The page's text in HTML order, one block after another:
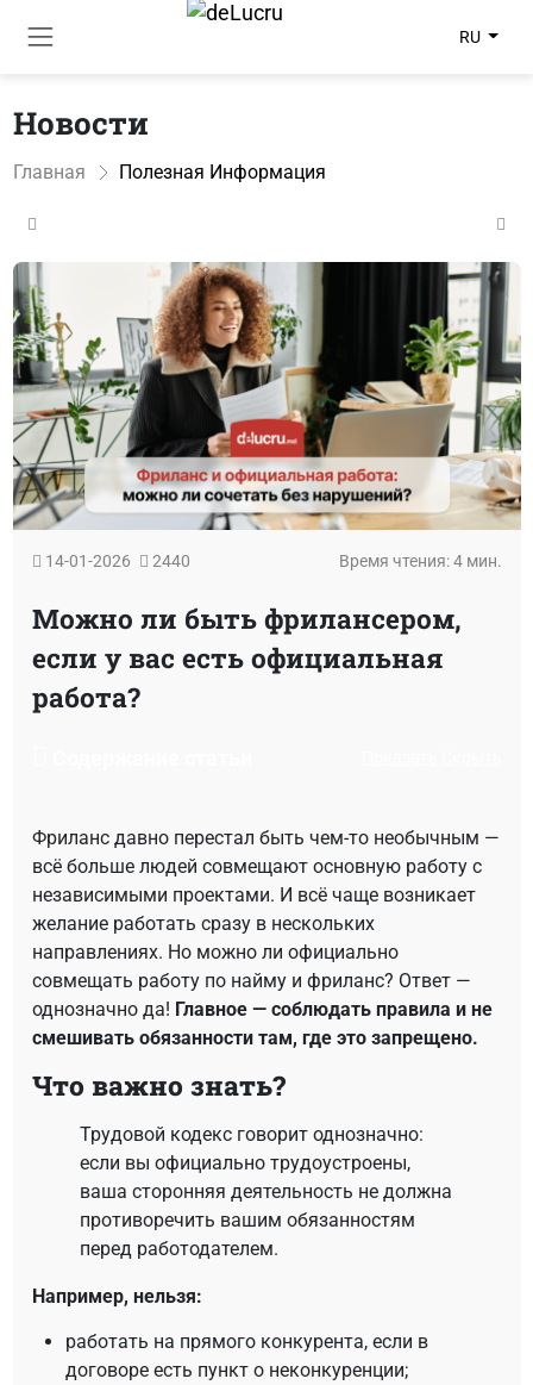
RU
Новости
Главная Полезная Информация
14-01-2026 2440 Время чтения: 4 мин.
Можно ли быть фрилансером,
если у вас есть официальная
работа?
Фриланс давно перестал быть чем-то необычным —
всё больше людей совмещают основную работу с
независимыми проектами. И всё чаще возникает
желание работать сразу в нескольких
направлениях. Но можно ли официально
совмещать работу по найму и фриланс? Ответ —
однозначно да! Главное — соблюдать правила и не
смешивать обязанности там, где это запрещено.
Что важно знать?
Трудовой кодекс говорит однозначно:
если вы официально трудоустроены,
ваша сторонняя деятельность не должна
противоречить вашим обязанностям
перед работодателем.
Например, нельзя:
работать на прямого конкурента, если в
договоре есть пункт о неконкуренции;